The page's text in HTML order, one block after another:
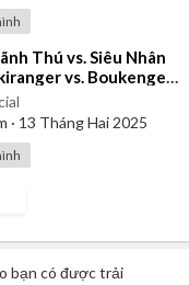
bạn có được trải
Thú vs. Siêu Nhân
vs. Boukenger)
· 13 Tháng Hai 2025